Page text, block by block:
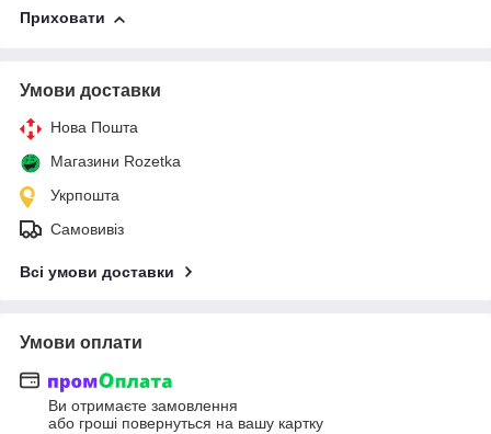
Приховати
Умови доставки
Нова Пошта
Магазини Rozetka
Укрпошта
Самовивіз
Всі умови доставки
Умови оплати
Ви отримаєте замовлення
або гроші повернуться на вашу картку